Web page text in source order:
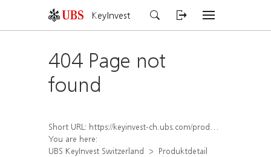
KeyInvest
404 Page not
found
Short URL: https://keyinvest-ch.ubs.com/produkt/detail/index/isin/CH1575352567
You are here:
UBS KeyInvest Switzerland
Produktdetail